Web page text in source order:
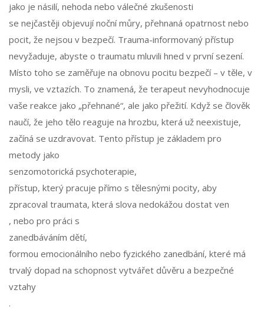
jako je násilí, nehoda nebo válečné zkušenosti
se nejčastěji objevují noční můry, přehnaná opatrnost nebo
pocit, že nejsou v bezpečí. Trauma-informovaný přístup
nevyžaduje, abyste o traumatu mluvili hned v první sezení.
Místo toho se zaměřuje na obnovu pocitu bezpečí – v těle, v
mysli, ve vztazích. To znamená, že terapeut nevyhodnocuje
vaše reakce jako „přehnané“, ale jako přežití. Když se člověk
naučí, že jeho tělo reaguje na hrozbu, která už neexistuje,
začíná se uzdravovat. Tento přístup je základem pro
metody jako
senzomotorická psychoterapie,
přístup, který pracuje přímo s tělesnými pocity, aby
zpracoval traumata, která slova nedokážou dostat ven
, nebo pro práci s
zanedbáváním dětí,
formou emocionálního nebo fyzického zanedbání, které má
trvalý dopad na schopnost vytvářet důvěru a bezpečné
vztahy
.